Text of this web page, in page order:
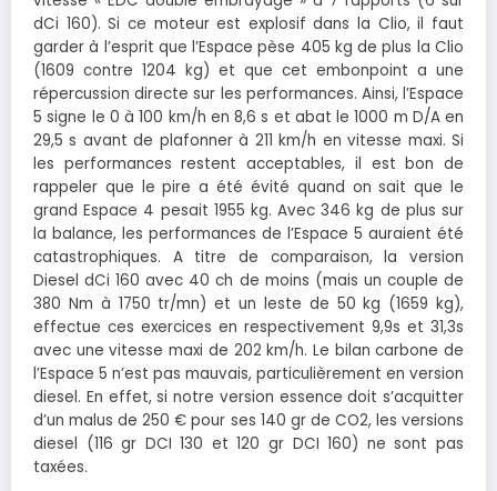
dCi 160). Si ce moteur est explosif dans la Clio, il faut
garder à l’esprit que l’Espace pèse 405 kg de plus la Clio
(1609 contre 1204 kg) et que cet embonpoint a une
répercussion directe sur les performances. Ainsi, l’Espace
5 signe le 0 à 100 km/h en 8,6 s et abat le 1000 m D/A en
29,5 s avant de plafonner à 211 km/h en vitesse maxi. Si
les performances restent acceptables, il est bon de
rappeler que le pire a été évité quand on sait que le
grand Espace 4 pesait 1955 kg. Avec 346 kg de plus sur
la balance, les performances de l’Espace 5 auraient été
catastrophiques. A titre de comparaison, la version
Diesel dCi 160 avec 40 ch de moins (mais un couple de
380 Nm à 1750 tr/mn) et un leste de 50 kg (1659 kg),
effectue ces exercices en respectivement 9,9s et 31,3s
avec une vitesse maxi de 202 km/h. Le bilan carbone de
l’Espace 5 n’est pas mauvais, particulièrement en version
diesel. En effet, si notre version essence doit s’acquitter
d’un malus de 250 € pour ses 140 gr de CO2, les versions
diesel (116 gr DCI 130 et 120 gr DCI 160) ne sont pas
taxées.